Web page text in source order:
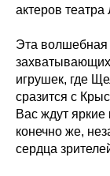
актеров
Эта волшебная
игрушек, где
сразится с
Вас ждут
конечно же,
сердца